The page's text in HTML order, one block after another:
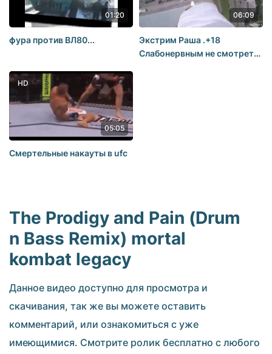
01:20
фура против ВЛ80...
06:09
Экстрим Раша .+18
Слабонервным не смотреть!
HD
05:05
Смертельные накауты в ufc
The Prodigy and Pain (Drum
n Bass Remix) mortal
kombat legacy
Данное видео доступно для просмотра и
скачивания, так же вы можете оставить
комментарий, или ознакомиться с уже
имеющимися. Смотрите ролик бесплатно с любого